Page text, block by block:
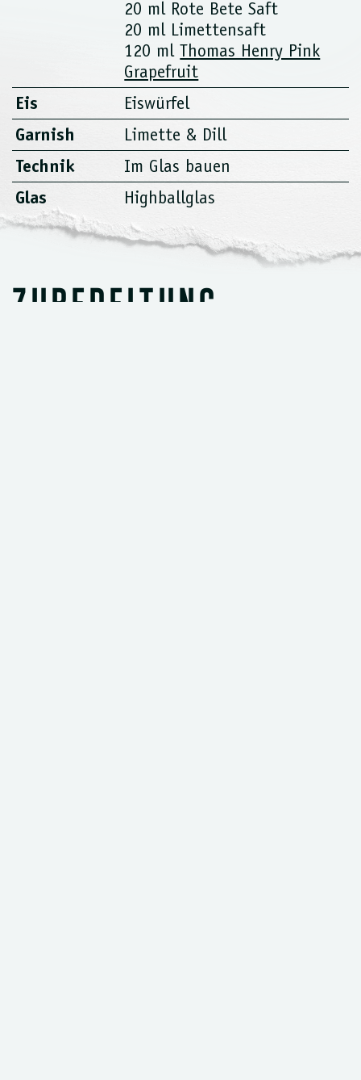
20 ml Rote Bete Saft
20 ml Limettensaft
120 ml Thomas Henry Pink
Grapefruit
Eis
Eiswürfel
Garnish
Limette & Dill
Technik
Im Glas bauen
Glas
Highballglas
ZUBEREITUNG